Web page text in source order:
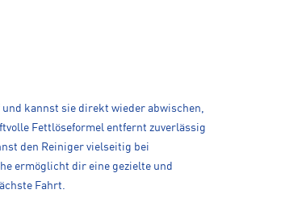
kannst sie direkt wieder abwischen,
Fettlöseformel entfernt zuverlässig
den Reiniger vielseitig bei
ermöglicht dir eine gezielte und
Fahrt.